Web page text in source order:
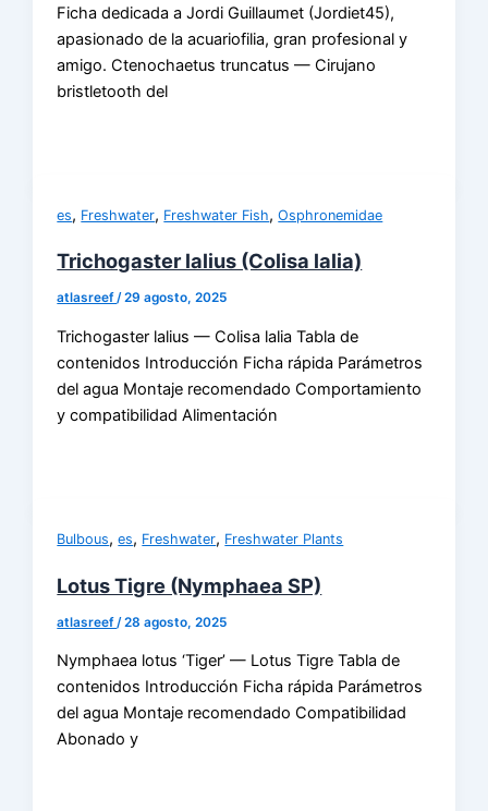
Ficha dedicada a Jordi Guillaumet (Jordiet45),
apasionado de la acuariofilia, gran profesional y
amigo. Ctenochaetus truncatus — Cirujano
bristletooth del
es, Freshwater, Freshwater Fish,Osphronemidae
Trichogaster lalius (Colisa lalia)
atlasreef/29 agosto, 2025
Trichogaster lalius — Colisa lalia Tabla de
contenidos Introducción Ficha rápida Parámetros
del agua Montaje recomendado Comportamiento
y compatibilidad Alimentación
Bulbous,es, Freshwater, Freshwater Plants
Lotus Tigre (Nymphaea SP)
atlasreef /28 agosto, 2025
Nymphaea lotus ‘Tiger’ — Lotus Tigre Tabla de
contenidos Introducción Ficha rápida Parámetros
del agua Montaje recomendado Compatibilidad
Abonado y